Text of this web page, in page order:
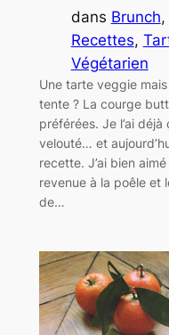
dans Brunch,
Recettes,
Végétarien
Une tarte veggie
tente ? La courge
préférées. Je l’ai
velouté… et
recette. J’ai bien
revenue à la poêle et
de…